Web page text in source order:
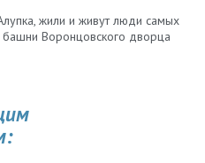
жили и живут люди самых
Воронцовского дворца